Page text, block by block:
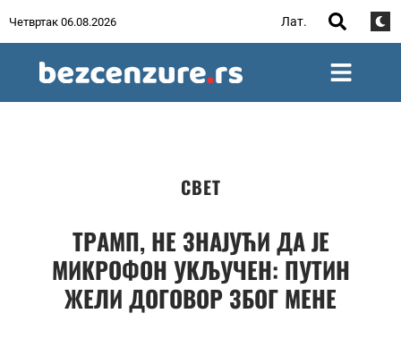
Четвртак 06.08.2026 Лат.
СВЕТ
ТРАМП, НЕ ЗНАЈУЋИ ДА ЈЕ
МИКРОФОН УКЉУЧЕН: ПУТИН
ЖЕЛИ ДОГОВОР ЗБОГ МЕНЕ